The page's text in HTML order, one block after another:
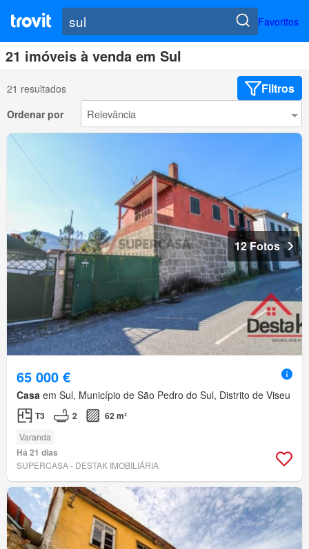
Favoritos
21 imóveis à venda em Sul
21 resultados Filtros
Ordenar por
12 Fotos
65 000 €
Casa em Sul, Município de São Pedro do Sul, Distrito de Viseu
T3 2 62 m²
Varanda
Há 21 dias
SUPERCASA - DESTAK IMOBILIÁRIA